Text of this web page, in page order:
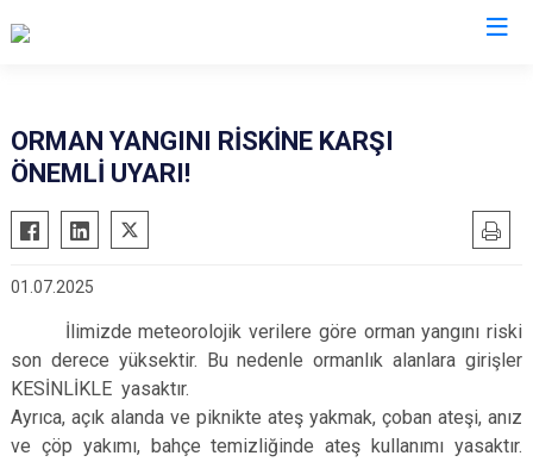
Anamur
Aydıncık
Çamlıyayla
Gülnar
Mut
Toroslar
Yenişehir
ORMAN YANGINI RİSKİNE KARŞI
ÖNEMLİ UYARI!
01.07.2025
İlimizde meteorolojik verilere göre orman yangını riski
son derece yüksektir. Bu nedenle ormanlık alanlara girişler
KESİNLİKLE yasaktır.
Ayrıca, açık alanda ve piknikte ateş yakmak, çoban ateşi, anız
ve çöp yakımı, bahçe temizliğinde ateş kullanımı yasaktır.